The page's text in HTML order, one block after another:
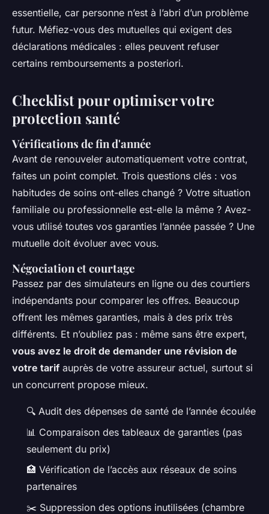
essentielle, car personne n’est à l’abri d’un problème
futur. Méfiez-vous des mutuelles qui exigent des
déclarations médicales : elles peuvent refuser
certains remboursements a posteriori.
Checklist pour optimiser votre
protection santé
Vérifications de fin d'année
Avant de renouveler automatiquement votre contrat,
faites un point complet. Trois questions clés : vos
habitudes de soins ont-elles changé ? Votre situation
familiale ou professionnelle est-elle la même ? Avez-
vous utilisé toutes vos garanties l’année passée ? Une
mutuelle doit évoluer avec vous.
Négociation et courtage
Passez par des simulateurs en ligne ou des courtiers
indépendants pour comparer les offres. Beaucoup
offrent les mêmes garanties, mais à des prix très
différents. Et n’oubliez pas : même sans être expert,
vous avez le droit de demander une révision de
votre tarif auprès de votre assureur actuel, surtout si
un concurrent propose mieux.
🔍 Audit des dépenses de santé de l’année écoulée
📊 Comparaison des tableaux de garanties (pas
seulement du prix)
🏥 Vérification de l’accès aux réseaux de soins
partenaires
✂️ Suppression des options inutilisées (chambre